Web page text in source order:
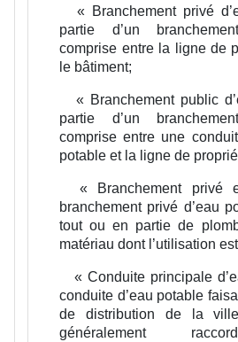
« Branchement privé
partie d’un
comprise entre la ligne de
le bâtiment;
« Branchement public
partie d’un
comprise entre une
potable et la ligne de
« Branchement
branchement privé d’eau
tout ou en partie de
matériau dont l’utilisation
« Conduite principale
conduite d’eau potable
de distribution de la
généralement